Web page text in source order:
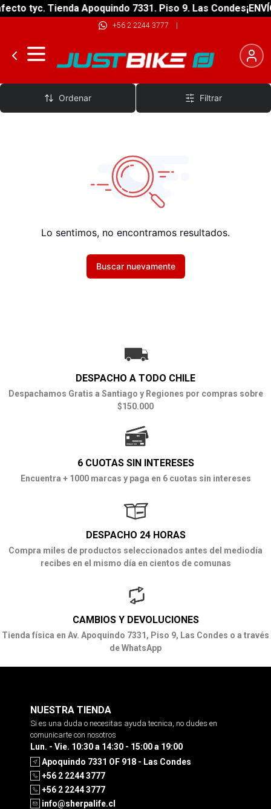
tyc. Tienda Apoquindo 7331. Piso 9. Las Condes
+56 2 2244 3777 |
Superior
Ordenar Filtrar
Lo sentimos, no encontramos resultados.
Buscar nuevamente
DESPACHO A TODO CHILE
Despachamos Gratis a Santiago y Regiones por compras sobre
$150.000
6 CUOTAS SIN INTERESES
Encuentra + 1000 marcas y paga en 6 cuotas sin intereses
DESPACHO 24 HORAS
Compra miles de productos seleccionados antes del mediodía
recibes en el mismo día en cientos de comunas
CAMBIOS Y DEVOLUCIONES
Tienda física en Av. Apoquindo 7331, Piso 9, Las Condes o a través
de WhatsApp
NUESTRA TIENDA
Si es una duda o necesitas ayuda tecnica, no dudes en
comunicarte con nosotros
Lun. - Vie. 10:30 a 14:30 - 15:00 a 19:00
Apoquindo 7331 OF 918 - Las Condes
+56 2 2244 3777
+56 2 2244 3777
info@sherpalife.cl